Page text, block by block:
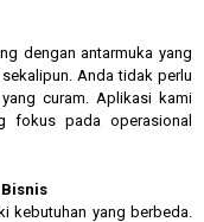
dengan antarmuka yang
Anda tidak perlu
curam. Aplikasi kami
fokus pada operasional
kebutuhan yang berbeda.